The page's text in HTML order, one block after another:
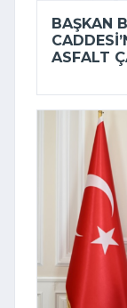
BAŞKAN
ASFALT